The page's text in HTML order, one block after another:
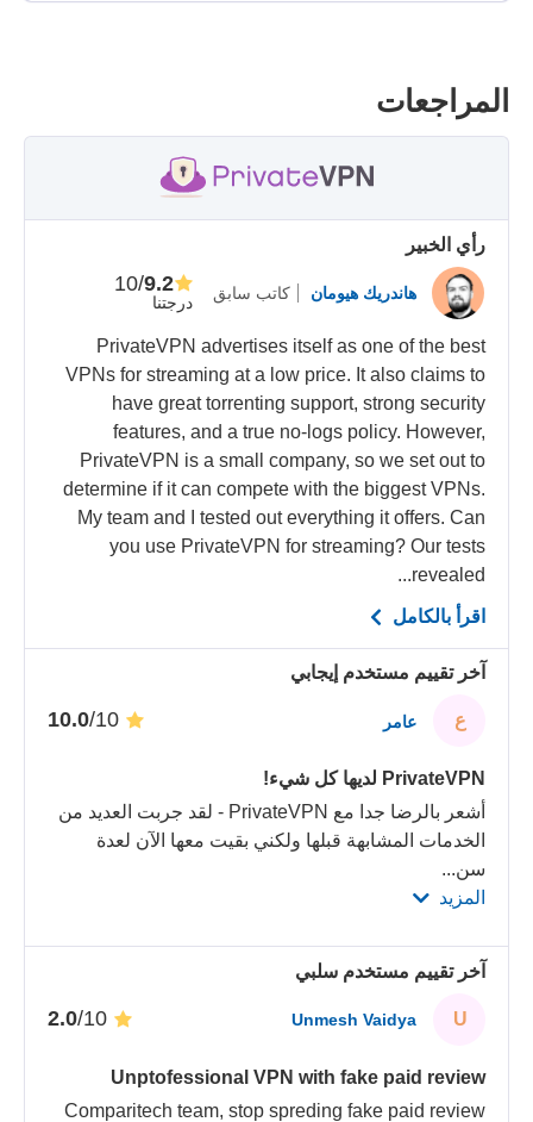
المراجعات
رأي الخبير
هاندريك هيومان كاتب سابق درجتنا
9.2
/10
PrivateVPN advertises itself as one of the best
VPNs for streaming at a low price. It also claims to
have great torrenting support, strong security
features, and a true no-logs policy. However,
PrivateVPN is a small company, so we set out to
determine if it can compete with the biggest VPNs.
My team and I tested out everything it offers. Can
you use PrivateVPN for streaming? Our tests
revealed...
اقرأ بالكامل
آخر تقييم مستخدم إيجابي
ع عامر /10
PrivateVPN لديها كل شيء!
أشعر بالرضا جدا مع PrivateVPN - لقد جربت العديد من
الخدمات المشابهة قبلها ولكني بقيت معها الآن لعدة
سن...
المزيد
آخر تقييم مستخدم سلبي
U
Unmesh Vaidya
/10
Unptofessional VPN with fake paid review
Comparitech team, stop spreding fake paid review